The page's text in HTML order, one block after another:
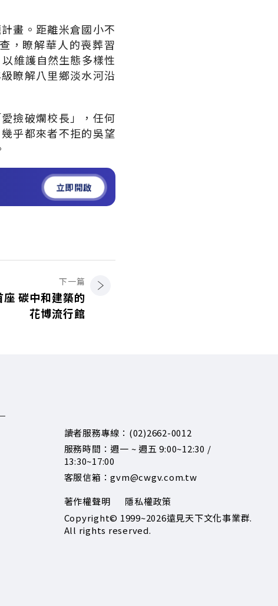
畫。距離米倉國小不
，瞭解華人的喪葬習
維護自然生態多樣性
瞭解八里鄉淡水河沿
撿破爛校長」，任何
乎都來者不拒的吳望
立即開啟
下一篇
碳中和建築的
花博流行館
讀者服務專線：(02)2662-0012
服務時間：週一 ~ 週五 9:00~12:30 /
13:30~17:00
客服信箱：gvm@cwgv.com.tw
著作權聲明
隱私權政策
Copyright© 1999~2026遠見天下文化事業群.
All rights reserved.